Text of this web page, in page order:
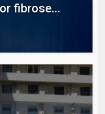
fibrose...